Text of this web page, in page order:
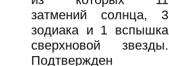
затмений солнца, 3
зодиака и 1 вспышка
сверхновой звезды.
Подтвержден